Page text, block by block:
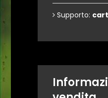
Supporto: